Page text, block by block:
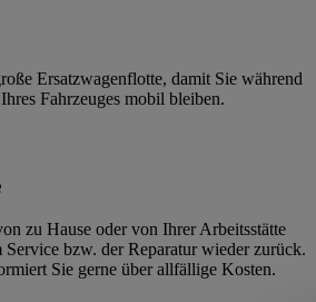
Ersatzwagenflotte, damit Sie während
Fahrzeuges mobil bleiben.
zu Hause oder von Ihrer Arbeitsstätte
Service bzw. der Reparatur wieder zurück.
Sie gerne über allfällige Kosten.